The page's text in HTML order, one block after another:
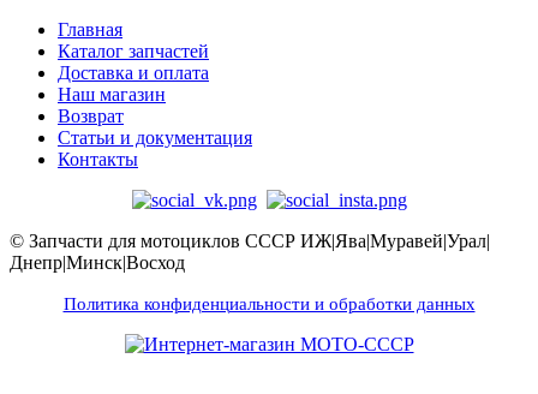
Главная
Каталог запчастей
Доставка и оплата
Наш магазин
Возврат
Статьи и документация
Контакты
© Запчасти для мотоциклов СССР ИЖ|Ява|Муравей|Урал|
Днепр|Минск|Восход
Политика конфиденциальности и обработки данных